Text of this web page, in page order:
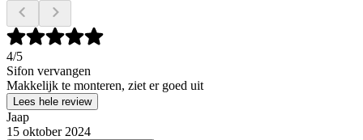
4/5
Sifon vervangen
Makkelijk te monteren, ziet er goed uit
Lees hele review
Jaap
15 oktober 2024